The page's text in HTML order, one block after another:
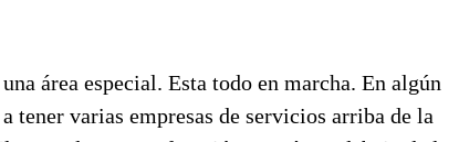
área especial. Esta todo en marcha. En algún
tener varias empresas de servicios arriba de la